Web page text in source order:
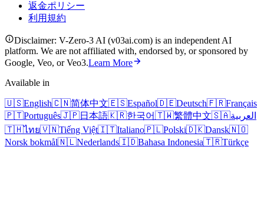
返金ポリシー
利用規約
Disclaimer: V-Zero-3 AI (v03ai.com) is an independent AI
platform. We are not affiliated with, endorsed by, or sponsored by
Google, Veo, or Veo3.Learn More
Available in
🇺🇸English🇨🇳简体中文🇪🇸Español🇩🇪Deutsch🇫🇷Français
🇵🇹Português🇯🇵日本語🇰🇷한국어🇹🇼繁體中文🇸🇦العربية
🇹🇭ไทย🇻🇳Tiếng Việt🇮🇹Italiano🇵🇱Polski🇩🇰Dansk🇳🇴
Norsk bokmål🇳🇱Nederlands🇮🇩Bahasa Indonesia🇹🇷Türkçe